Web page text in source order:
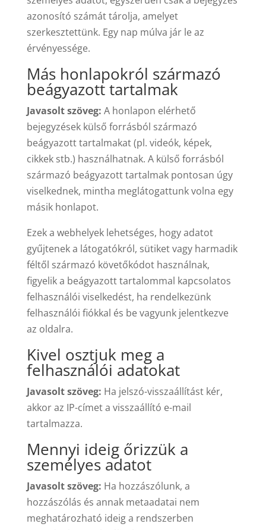
azonosító számát tárolja, amelyet
szerkesztettünk. Egy nap múlva jár le az
érvényessége.
Más honlapokról származó
beágyazott tartalmak
Javasolt szöveg: A honlapon elérhető
bejegyzések külső forrásból származó
beágyazott tartalmakat (pl. videók, képek,
cikkek stb.) használhatnak. A külső forrásból
származó beágyazott tartalmak pontosan úgy
viselkednek, mintha meglátogattunk volna egy
másik honlapot.
Ezek a webhelyek lehetséges, hogy adatot
gyűjtenek a látogatókról, sütiket vagy harmadik
féltől származó követőkódot használnak,
figyelik a beágyazott tartalommal kapcsolatos
felhasználói viselkedést, ha rendelkezünk
felhasználói fiókkal és be vagyunk jelentkezve
az oldalra.
Kivel osztjuk meg a
felhasználói adatokat
Javasolt szöveg: Ha jelszó-visszaállítást kér,
akkor az IP-címet a visszaállító e-mail
tartalmazza.
Mennyi ideig őrizzük a
személyes adatot
Javasolt szöveg: Ha hozzászólunk, a
hozzászólás és annak metaadatai nem
meghatározható ideig a rendszerben